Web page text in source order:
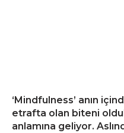
‘Mindfulness’ anın
etrafta olan biteni
anlamına geliyor.